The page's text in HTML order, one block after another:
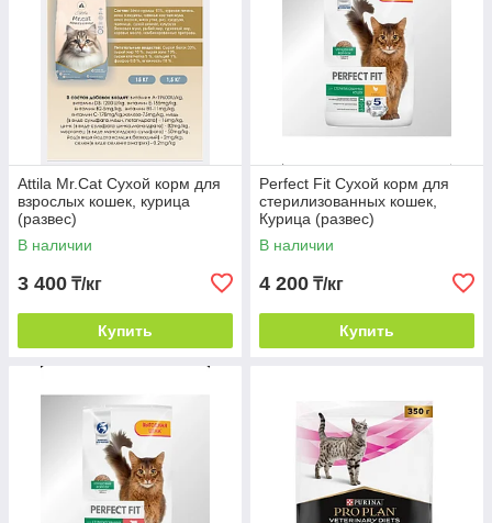
Attila Mr.Cat Сухой корм для
взрослых кошек, курица
(развес)
В наличии
3 400 ₸/кг
Купить
Perfect Fit Сухой корм для
стерилизованных кошек,
Курица (развес)
В наличии
4 200 ₸/кг
Купить